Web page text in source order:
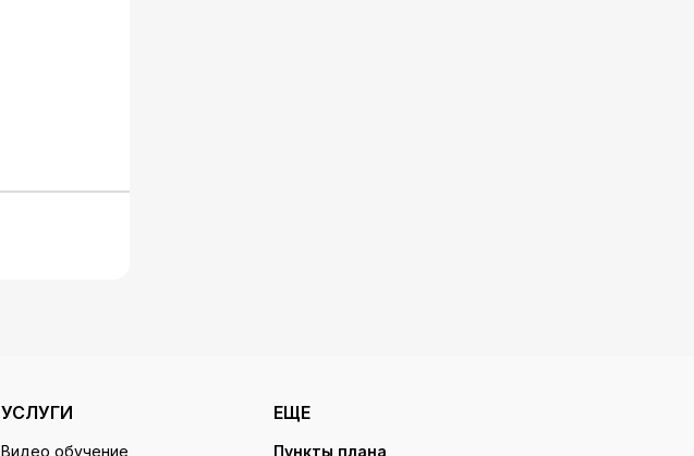
УСЛУГИ
Видео обучение
ЕЩЕ
Пункты плана